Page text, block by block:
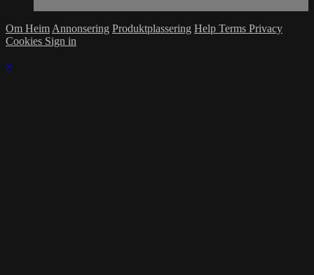
Om Heim Annonsering Produktplassering Help Terms Privacy
Cookies Sign in
×